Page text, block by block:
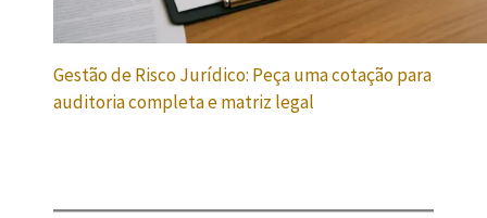
Gestão de Risco Jurídico: Peça uma cotação para
auditoria completa e matriz legal